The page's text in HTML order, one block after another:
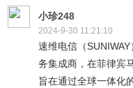
小珍248
2024-9-30 11:21:10
速维电信（
务集成商，在菲律宾
旨在通过全球一体化